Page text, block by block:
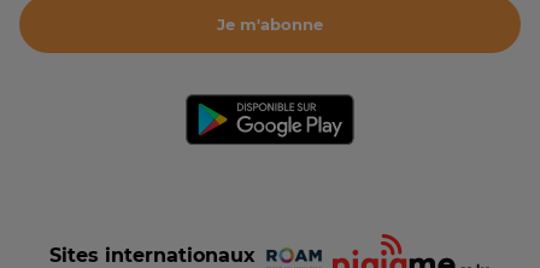
Je m'abonne
Sites internationaux